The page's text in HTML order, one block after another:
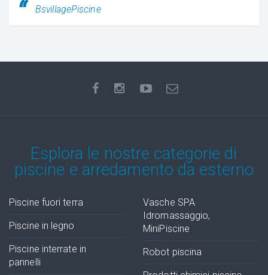
BsvillagePiscine
Esplora le nostre categorie di
piscine e arredamento da esterno
Piscine fuori terra
Piscine in legno
Piscine interrate in
pannelli
Vasche SPA
Idromassaggio,
MiniPiscine
Robot piscina